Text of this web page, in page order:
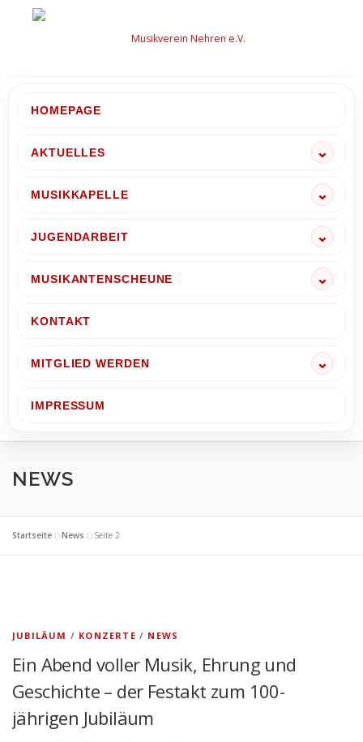
HOMEPAGE
AKTUELLES
MUSIKKAPELLE
JUGENDARBEIT
MUSIKANTENSCHEUNE
KONTAKT
MITGLIED WERDEN
IMPRESSUM
NEWS
Startseite »News »Seite 2
JUBILÄUM / KONZERTE / NEWS
Ein Abend voller Musik, Ehrung und
Geschichte – der Festakt zum 100-
jährigen Jubiläum